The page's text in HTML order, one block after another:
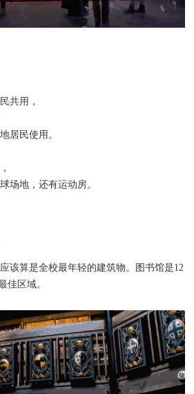
共用，
居民使用。
场地，还有运动房。
该算是全校最年轻的建筑物。图书馆是12
佳区域。